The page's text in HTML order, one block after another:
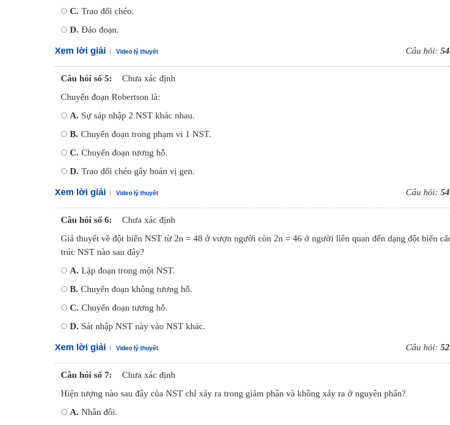
C. Trao đổi chéo.
D. Đảo đoạn.
Xem lời giải Video lý thuyết Câu hỏi:
Câu hỏi số 5:
Chưa xác định
Chuyển đoạn Robertson là:
A. Sự sáp nhập 2 NST khác nhau.
B. Chuyển đoạn trong phạm vi 1 NST.
C. Chuyển đoạn tương hỗ.
D. Trao đổi chéo gây hoán vị gen.
Xem lời giải Video lý thuyết Câu hỏi:
Câu hỏi số 6:
Chưa xác định
Giả thuyết về đột biến NST từ 2n = 48 ở vượn người còn 2n = 46 ở người liên quan đến dạng đột biến
trúc NST nào sau đây?
A. Lặp đoạn trong một NST.
B. Chuyển đoạn không tương hỗ.
C. Chuyển đoạn tương hỗ.
D. Sát nhập NST này vào NST khác.
Xem lời giải Video lý thuyết Câu hỏi:
Câu hỏi số 7:
Chưa xác định
Hiện tượng nào sau đây của NST chỉ xảy ra trong giảm phân và không xảy ra ở nguyên phân?
A. Nhân đôi.